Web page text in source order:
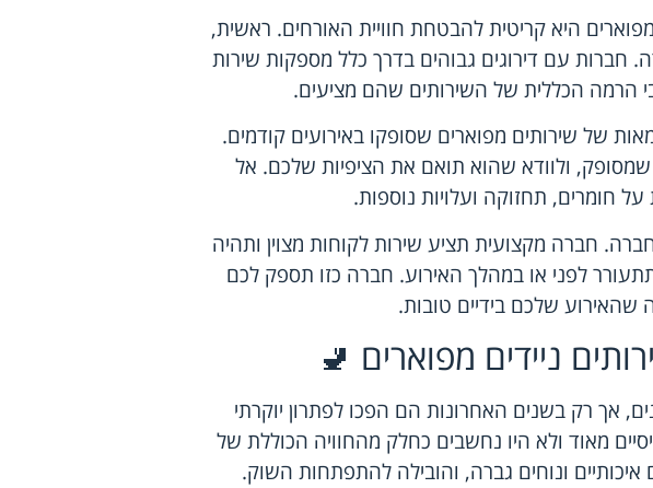
היא קריטית להבטחת חוויית האורחים. ראשית,
חברות עם דירוגים גבוהים בדרך כלל מספקות שירות
הרמה הכללית של השירותים שהם מציעים.
של שירותים מפוארים שסופקו באירועים קודמים.
ולוודא שהוא תואם את הציפיות שלכם. אל
חומרים, תחזוקה ועלויות נוספות.
חברה מקצועית תציע שירות לקוחות מצוין ותהיה
לפני או במהלך האירוע. חברה כזו תספק לכם
שהאירוע שלכם בידיים טובות.
ניידים מפוארים 🚽
אך רק בשנים האחרונות הם הפכו לפתרון יוקרתי
מאוד ולא היו נחשבים כחלק מהחוויה הכוללת של
ונוחים גברה, והובילה להתפתחות השוק.